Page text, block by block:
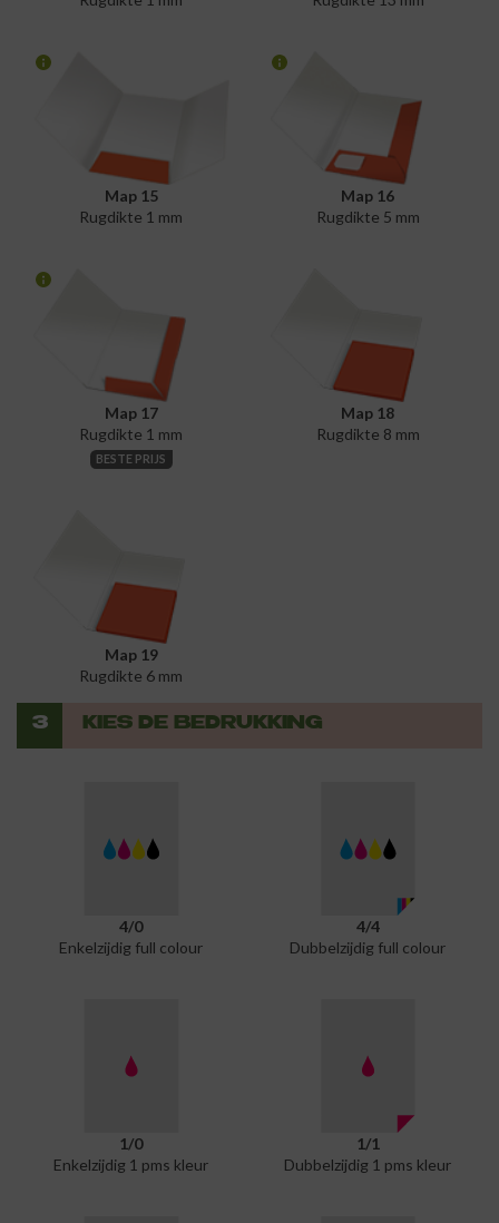
Map 15
Rugdikte 1 mm
Map 16
Rugdikte 5 mm
Map 17
Rugdikte 1 mm
BESTE PRIJS
Map 18
Rugdikte 8 mm
Map 19
Rugdikte 6 mm
3 KIES DE BEDRUKKING
4/0
Enkelzijdig full colour
4/4
Dubbelzijdig full colour
1/0
Enkelzijdig 1 pms kleur
1/1
Dubbelzijdig 1 pms kleur